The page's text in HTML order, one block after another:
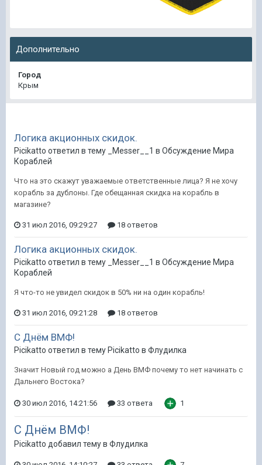
Дополнительно
Город
Крым
Логика акционных скидок.
Picikatto ответил в тему _Messer__1 в Обсуждение Мира
Кораблей
Что на это скажут уважаемые ответственные лица? Я не хочу
корабль за дублоны. Где обещанная скидка на корабль в
магазине?
31 июл 2016, 09:29:27 18 ответов
Логика акционных скидок.
Picikatto ответил в тему _Messer__1 в Обсуждение Мира
Кораблей
Я что-то не увидел скидок в 50% ни на один корабль!
31 июл 2016, 09:21:28 18 ответов
С Днём ВМФ!
Picikatto ответил в тему Picikatto в Флудилка
Значит Новый год можно а День ВМФ почему то нет начинать с
Дальнего Востока?
30 июл 2016, 14:21:56 33 ответа 1
С Днём ВМФ!
Picikatto добавил тему в Флудилка